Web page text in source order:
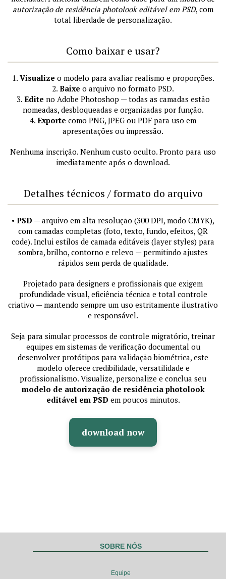
autorização de residência photolook editável em PSD, com
total liberdade de personalização.
Como baixar e usar?
1. Visualize o modelo para avaliar realismo e proporções.
2. Baixe o arquivo no formato PSD.
3. Edite no Adobe Photoshop — todas as camadas estão
nomeadas, desbloqueadas e organizadas por função.
4. Exporte como PNG, JPEG ou PDF para uso em
apresentações ou impressão.
Nenhuma inscrição. Nenhum custo oculto. Pronto para uso
imediatamente após o download.
Detalhes técnicos / formato do arquivo
• PSD — arquivo em alta resolução (300 DPI, modo CMYK),
com camadas completas (foto, texto, fundo, efeitos, QR
code). Inclui estilos de camada editáveis (layer styles) para
sombra, brilho, contorno e relevo — permitindo ajustes
rápidos sem perda de qualidade.
Projetado para designers e profissionais que exigem
profundidade visual, eficiência técnica e total controle
criativo — mantendo sempre um uso estritamente ilustrativo
e responsável.
Seja para simular processos de controle migratório, treinar
equipes em sistemas de verificação documental ou
desenvolver protótipos para validação biométrica, este
modelo oferece credibilidade, versatilidade e
profissionalismo. Visualize, personalize e conclua seu
modelo de autorização de residência photolook
editável em PSD em poucos minutos.
download now
SOBRE NÓS
Equipe